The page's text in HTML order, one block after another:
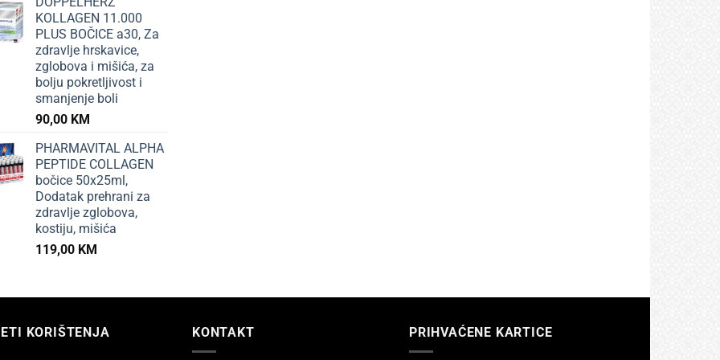
KOLLAGEN 11.000
PLUS BOČICE a30, Za
zdravlje hrskavice,
zglobova i mišića, za
bolju pokretljivost i
smanjenje boli
90,00 KM
PHARMAVITAL ALPHA
PEPTIDE COLLAGEN
bočice 50x25ml,
Dodatak prehrani za
zdravlje zglobova,
kostiju, mišića
119,00 KM
KORIŠTENJA KONTAKT PRIHVAĆENE KARTICE